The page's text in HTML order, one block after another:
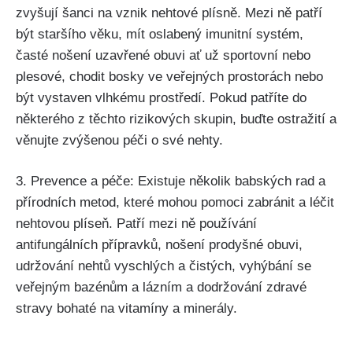
zvyšují šanci na‍ vznik nehtové plísně. Mezi‌ ně patří⁣
být staršího věku, mít oslabený imunitní systém,
časté nošení ⁢uzavřené obuvi ⁣ať už sportovní nebo⁣
plesové, chodit bosky ve veřejných prostorách ‌nebo
být vystaven vlhkému prostředí. Pokud patříte do
některého z‍ těchto rizikových skupin, buďte ostražití⁣ a
věnujte ​zvýšenou ⁢péči o ⁤své nehty.
3. Prevence a péče:⁣ Existuje ⁤několik babských rad a
přírodních metod, které⁢ mohou pomoci zabránit a léčit
nehtovou plíseň. Patří mezi ně používání
antifungálních přípravků, nošení prodyšné obuvi,
⁢udržování nehtů vyschlých ​a čistých, vyhýbání se​
veřejným bazénům a lázním a⁢ dodržování zdravé
stravy bohaté na vitamíny a minerály.